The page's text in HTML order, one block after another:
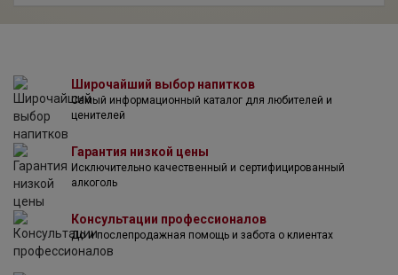
выращивается на виноградниках, расположенных на
самых высоких и крутых склонах. Аллегрини тщательно
следят за качеством винограда и присуждают
специальные награды лучшим виноградарям.
Широчайший выбор напитков
Самый информационный каталог для любителей и
ценителей
Гарантия низкой цены
Исключительно качественный и сертифицированный
алкоголь
Консультации профессионалов
До и послепродажная помощь и забота о клиентах